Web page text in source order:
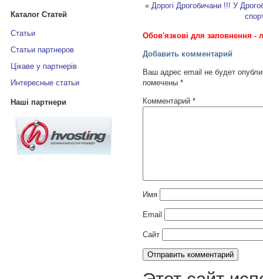
Каталог Статей
Статьи
Статьи партнеров
Цікаве у партнерів
Интересные статьи
Наші партнери
«Дорогі Дрогобичани !!! У
Обов'язкові для заповнення -
Добавить комментарий
Ваш адрес email не будет
помечены *
Комментарий *
Имя
Email
Сайт